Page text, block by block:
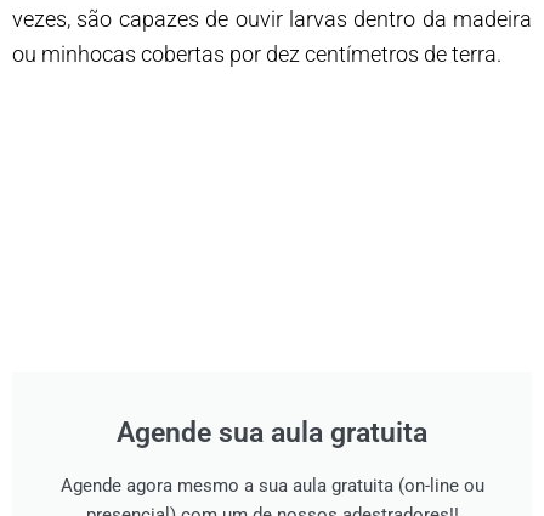
vezes, são capazes de ouvir larvas dentro da madeira
ou minhocas cobertas por dez centímetros de terra.
Agende sua aula gratuita
Agende agora mesmo a sua aula gratuita (on-line ou